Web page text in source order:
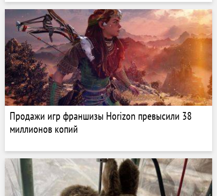
Продажи игр франшизы Horizon превысили 38
миллионов копий